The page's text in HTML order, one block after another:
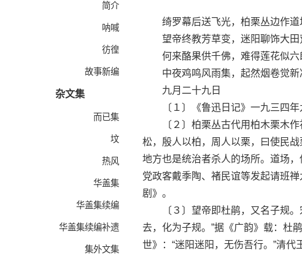
简介
呐喊
彷徨
故事新编
杂文集
而已集
坟
热风
华盖集
华盖集续编
华盖集续编补遗
集外文集
绮罗幕后送飞光，柏栗丛边作道
望帝终教芳草变，迷阳聊饰大田
何来酪果供千佛，难得莲花似六
中夜鸡鸣风雨集，起然烟卷觉新
九月二十九日
〔１〕《鲁迅日记》一九三四年
〔２〕柏栗丛古代用柏木栗木作
松，殷人以柏，周人以栗，曰使民战
地方也是统治者杀人的场所。道场
党政客戴季陶、褚民谊等发起请班
剧》。
〔３〕望帝即杜鹃，又名子规。
去，化为子规。”据《广韵》载：杜
世》：“迷阳迷阳，无伤吾行。”清代